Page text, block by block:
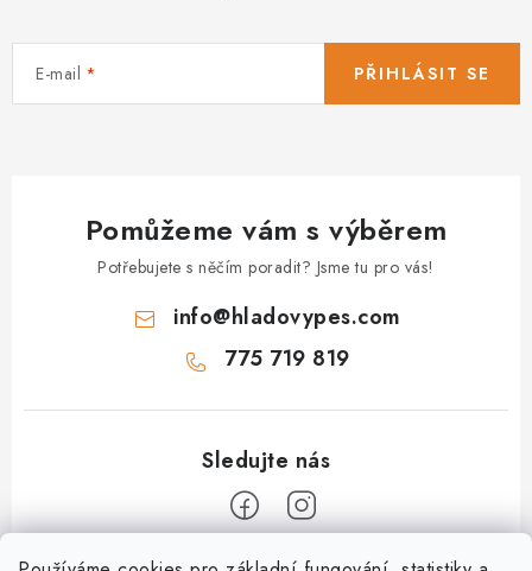
E-mail PŘIHLÁSIT SE
Pomůžeme vám s výběrem
Potřebujete s něčím poradit? Jsme tu pro vás!
info@hladovypes.com
775 719 819